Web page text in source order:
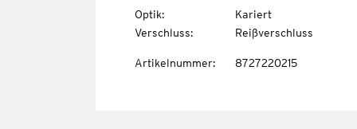
Optik:
Kariert
Verschluss: Reißverschluss
Artikelnummer: 8727220215